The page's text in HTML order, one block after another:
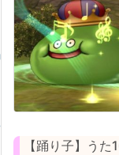
【踊り子】う